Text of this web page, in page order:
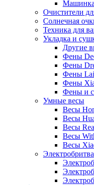
Машинка
Очистители
Солнечная
Техника для
Укладка и
Другие
Фены
Фены
Фены
Фены
Фены и
Умные весы
Весы
Весы
Весы
Весы
Весы
Электробритва